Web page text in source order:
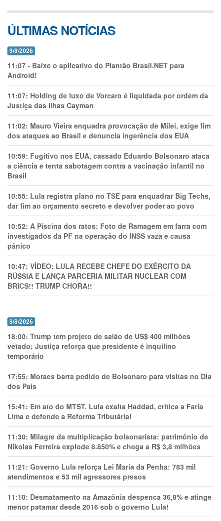
ÚLTIMAS NOTÍCIAS
9/8/2026
11:07 - Baixe o aplicativo do Plantão Brasil.NET para
Android!
11:07: Holding de luxo de Vorcaro é liquidada por ordem da
Justiça das Ilhas Cayman
11:02: Mauro Vieira enquadra provocação de Milei, exige fim
dos ataques ao Brasil e denuncia ingerência dos EUA
10:59: Fugitivo nos EUA, cassado Eduardo Bolsonaro ataca
a ciência e tenta sabotagem contra a vacinação infantil no
Brasil
10:55: Lula registra plano no TSE para enquadrar Big Techs,
dar fim ao orçamento secreto e devolver poder ao povo
10:52: A Piscina dos ratos: Foto de Ramagem em farra com
investigados da PF na operação do INSS vaza e causa
pânico
10:47: VÍDEO: LULA RECEBE CHEFE DO EXÉRCITO DA
RÚSSIA E LANÇA PARCERIA MILITAR NUCLEAR COM
BRICS!! TRUMP CHORA!!
8/8/2026
18:00: Trump tem projeto de salão de US$ 400 milhões
vetado; Justiça reforça que presidente é inquilino
temporário
17:55: Moraes barra pedido de Bolsonaro para visitas no Dia
dos Pais
15:41: Em ato do MTST, Lula exalta Haddad, critica a Faria
Lima e defende a Reforma Tributária!
11:30: Milagre da multiplicação bolsonarista: patrimônio de
Nikolas Ferreira explode 8.850% e chega a R$ 3,8 milhões
11:21: Governo Lula reforça Lei Maria da Penha: 783 mil
atendimentos e 53 mil agressores presos
11:10: Desmatamento na Amazônia despenca 36,8% e atinge
menor patamar desde 2016 sob o governo Lula!